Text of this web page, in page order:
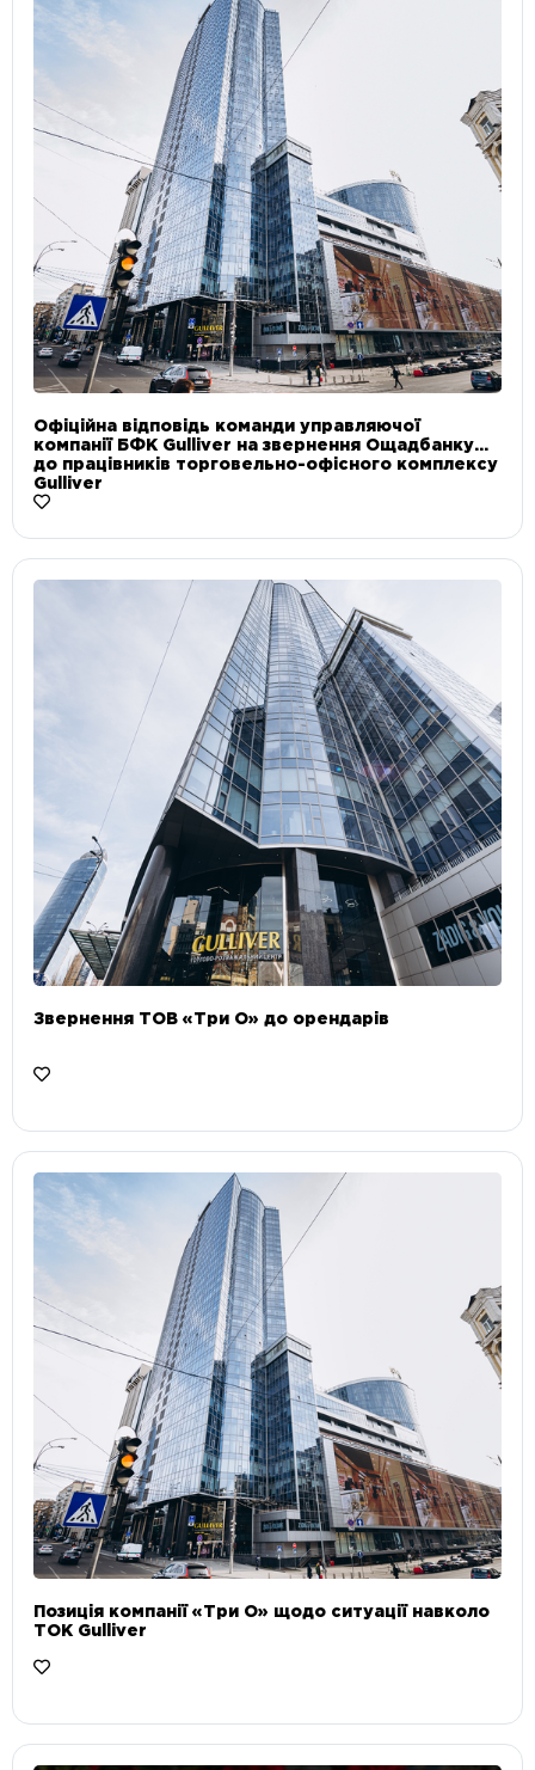
Офіційна відповідь команди управляючої
компанії БФК Gulliver на звернення Ощадбанку
до працівників торговельно-офісного комплексу
Gulliver
Звернення ТОВ «Три О» до орендарів
Позиція компанії «Три О» щодо ситуації навколо
ТОК Gulliver